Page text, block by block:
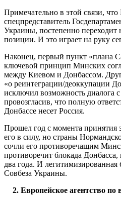
Примечательно в этой связи,
спецпредставитель
Украины, постепенно переходит
позиции. И это играет на руку
Наконец, первый пункт «плана
ключевой принцип Минских
между Киевом и Донбассом.
«о реинтеграции/деоккупации
исключил возможность диалога
провозгласив, что полную
Донбассе несет Россия.
Прошел год с момента принятия
его в силу, но страны
сочли его противоречащим
противоречит блокада Донбасса,
два года. И
Совбеза Украины.
2. Европейское агентство по